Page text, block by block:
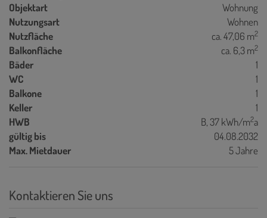
Objektart
Wohnung
Nutzungsart
Wohnen
Nutzfläche
ca. 47,06 m2
Balkonfläche ca. 6,3 m2
Bäder
1
WC
1
Balkone
1
Keller
1
HWB
B, 37 kWh/m2a
gültig bis
04.08.2032
Max. Mietdauer
5 Jahre
Kontaktieren Sie uns